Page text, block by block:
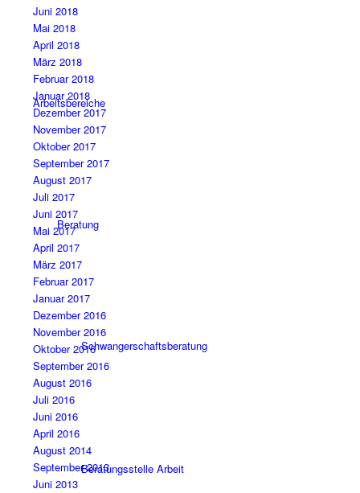
Arbeitsbereiche
Beratung
Schwangerschaftsberatung
Beratungsstelle Arbeit
Juni 2018
Mai 2018
April 2018
März 2018
Februar 2018
Januar 2018
Dezember 2017
November 2017
Oktober 2017
September 2017
August 2017
Juli 2017
Juni 2017
Mai 2017
April 2017
März 2017
Februar 2017
Januar 2017
Dezember 2016
November 2016
Oktober 2016
September 2016
August 2016
Juli 2016
Juni 2016
April 2016
August 2014
September 2013
Juni 2013